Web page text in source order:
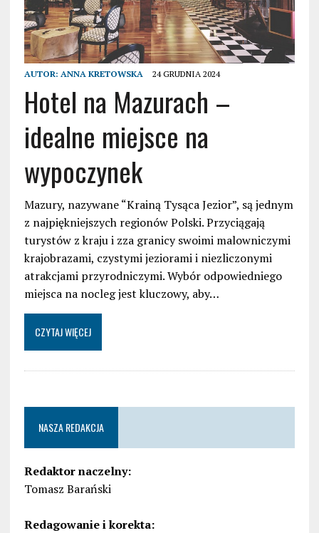
AUTOR: ANNA KRETOWSKA 24 GRUDNIA 2024
Hotel na Mazurach –
idealne miejsce na
wypoczynek
Mazury, nazywane “Krainą Tysąca Jezior”, są jednym
z najpiękniejszych regionów Polski. Przyciągają
turystów z kraju i zza granicy swoimi malowniczymi
krajobrazami, czystymi jeziorami i niezliczonymi
atrakcjami przyrodniczymi. Wybór odpowiedniego
miejsca na nocleg jest kluczowy, aby…
CZYTAJ WIĘCEJ
NASZA REDAKCJA
Redaktor naczelny:
Tomasz Barański
Redagowanie i korekta: